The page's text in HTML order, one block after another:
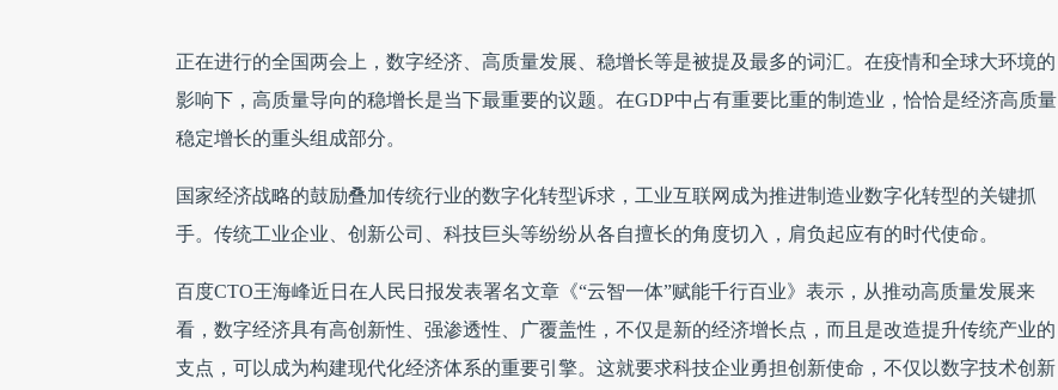
正在进行的全国两会上，数字经济、高质量发展、稳增长等是被提及最多的词汇。在疫情和全球大环境的
影响下，高质量导向的稳增长是当下最重要的议题。在GDP中占有重要比重的制造业，恰恰是经济高质量
稳定增长的重头组成部分。
国家经济战略的鼓励叠加传统行业的数字化转型诉求，工业互联网成为推进制造业数字化转型的关键抓
手。传统工业企业、创新公司、科技巨头等纷纷从各自擅长的角度切入，肩负起应有的时代使命。
百度CTO王海峰近日在人民日报发表署名文章《“云智一体”赋能千行百业》表示，从推动高质量发展来
看，数字经济具有高创新性、强渗透性、广覆盖性，不仅是新的经济增长点，而且是改造提升传统产业的
支点，可以成为构建现代化经济体系的重要引擎。这就要求科技企业勇担创新使命，不仅以数字技术创新